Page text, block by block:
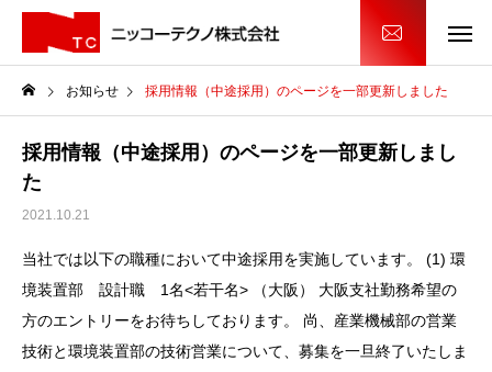
お知らせ 採用情報（中途採用）のページを一部更新しました
採用情報（中途採用）のページを一部更新しまし
た
2021.10.21
当社では以下の職種において中途採用を実施しています。 (1) 環
境装置部 設計職 1名<若干名> （大阪） 大阪支社勤務希望の
方のエントリーをお待ちしております。 尚、産業機械部の営業
技術と環境装置部の技術営業について、募集を一旦終了いたしま